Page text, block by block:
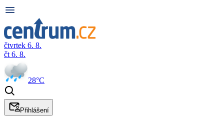
čtvrtek 6. 8.
čt 6. 8.
28°C
Přihlášení